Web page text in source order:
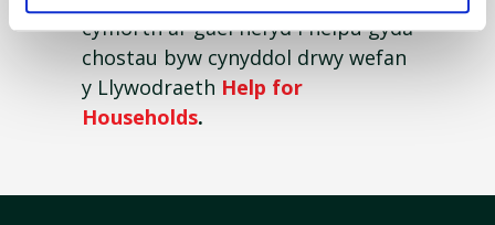
cymorth ar gael hefyd i helpu gyda
chostau byw cynyddol drwy wefan
y Llywodraeth Help for
Households.